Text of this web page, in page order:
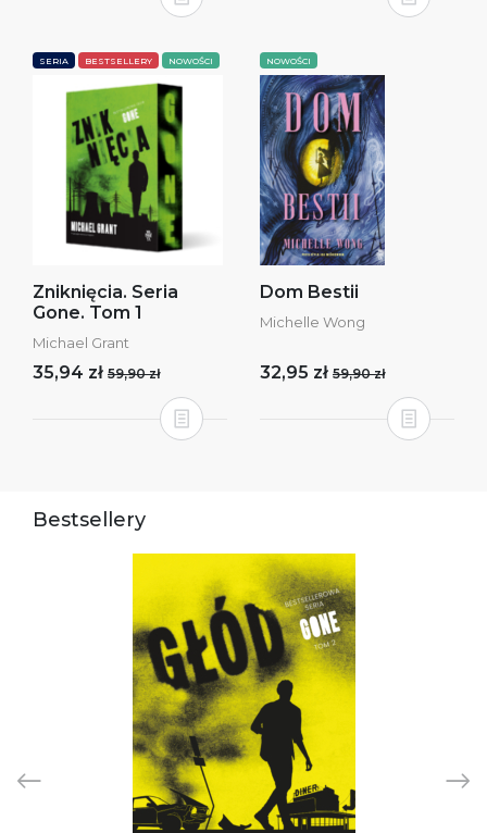
SERIA BESTSELLERY NOWOŚCI
Zniknięcia. Seria
Gone. Tom 1
Michael Grant
35,94 zł 59,90 zł
NOWOŚCI
Dom Bestii
Michelle Wong
32,95 zł 59,90 zł
Bestsellery